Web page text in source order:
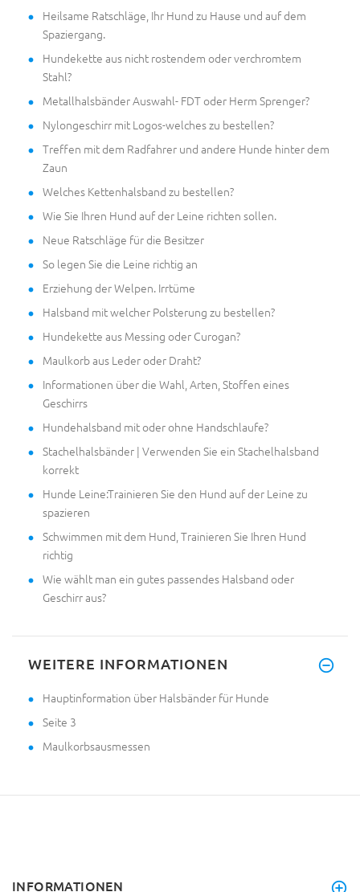
Heilsame Ratschläge, Ihr Hund zu Hause und auf dem
Spaziergang.
Hundekette aus nicht rostendem oder verchromtem
Stahl?
Metallhalsbänder Auswahl- FDT oder Herm Sprenger?
Nylongeschirr mit Logos-welches zu bestellen?
Treffen mit dem Radfahrer und andere Hunde hinter dem
Zaun
Welches Kettenhalsband zu bestellen?
Wie Sie Ihren Hund auf der Leine richten sollen.
Neue Ratschläge für die Besitzer
So legen Sie die Leine richtig an
Erziehung der Welpen. Irrtüme
Halsband mit welcher Polsterung zu bestellen?
Hundekette aus Messing oder Curogan?
Maulkorb aus Leder oder Draht?
Informationen über die Wahl, Arten, Stoffen eines
Geschirrs
Hundehalsband mit oder ohne Handschlaufe?
Stachelhalsbänder | Verwenden Sie ein Stachelhalsband
korrekt
Hunde Leine:Trainieren Sie den Hund auf der Leine zu
spazieren
Schwimmen mit dem Hund, Trainieren Sie Ihren Hund
richtig
Wie wählt man ein gutes passendes Halsband oder
Geschirr aus?
WEITERE INFORMATIONEN
Hauptinformation über Halsbänder für Hunde
Seite 3
Maulkorbsausmessen
INFORMATIONEN